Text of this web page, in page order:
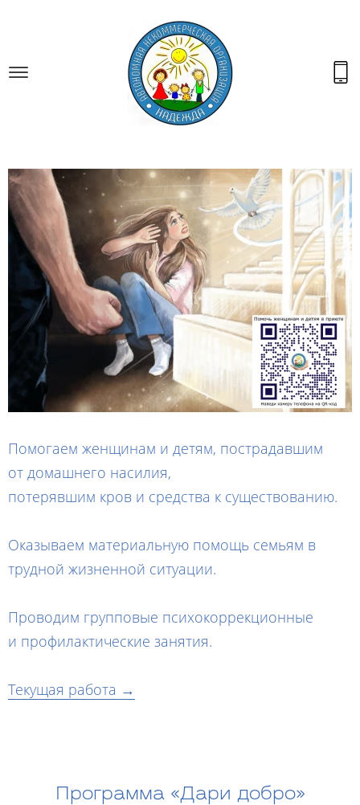
Помогаем женщинам и детям, пострадавшим
от домашнего насилия,
потерявшим кров и средства к существованию.
Оказываем материальную помощь семьям в
трудной жизненной ситуации.
Проводим групповые психокоррекционные
и профилактические занятия.
Текущая работа →
Программа «Дари добро»